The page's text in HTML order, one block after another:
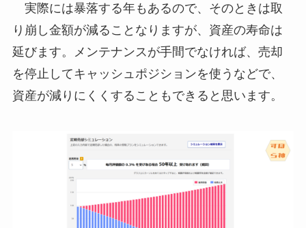
実際には暴落する年もあるので、そのときは取
り崩し金額が減ることなりますが、資産の寿命は
延びます。メンテナンスが手間でなければ、売却
を停止してキャッシュポジションを使うなどで、
資産が減りにくくすることもできると思います。